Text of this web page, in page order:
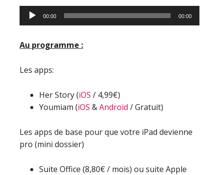
Lecteur
audio
00:00 00:00
Au programme :
Les apps:
Her Story (iOS / 4,99€)
Youmiam (iOS &Android / Gratuit)
Les apps de base pour que votre iPad devienne
pro (mini dossier)
Suite Office (8,80€ / mois) ou suite Apple